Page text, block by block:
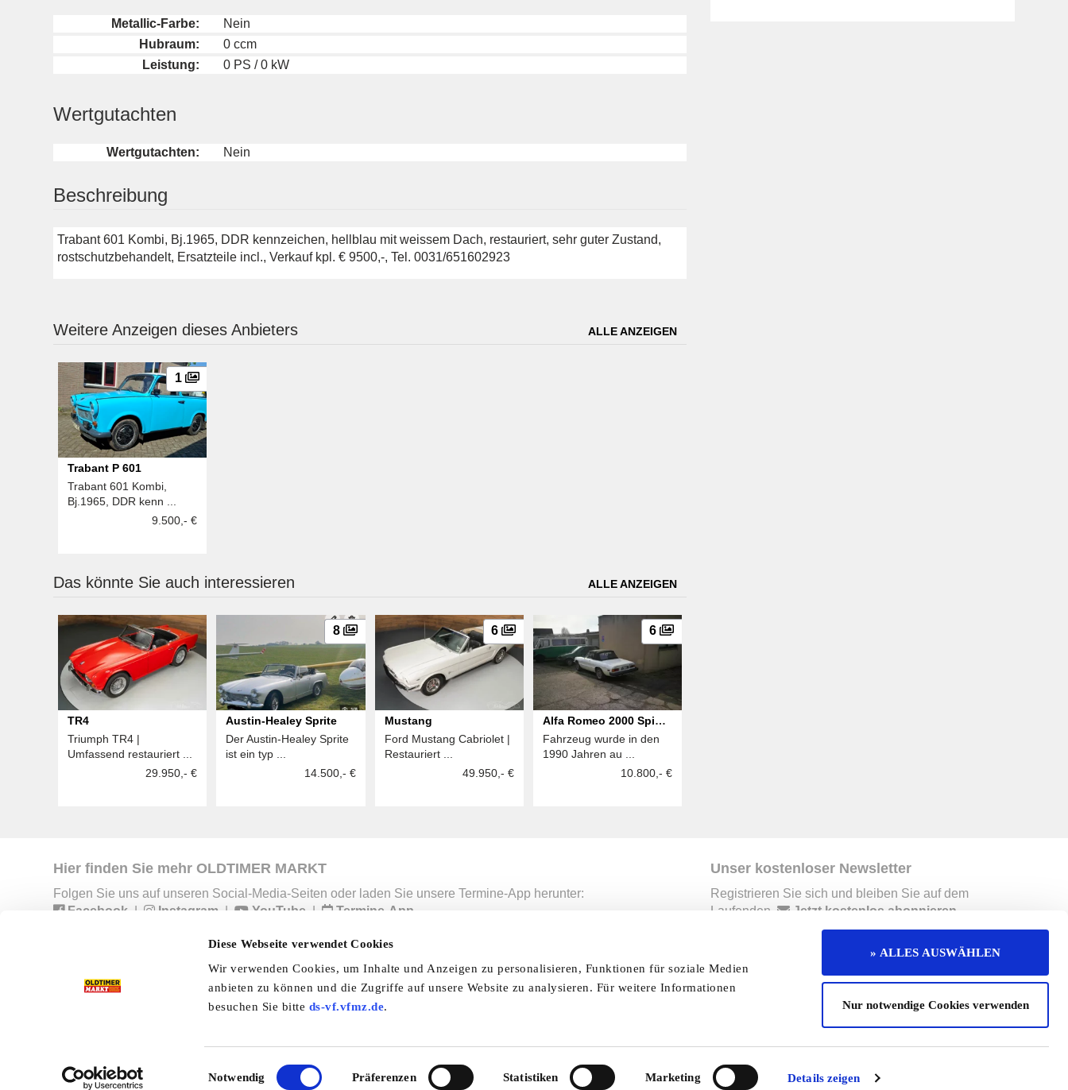
Diese Webseite verwendet Cookies
Wir verwenden Cookies, um Inhalte und Anzeigen zu personalisieren, Funktionen für soziale Medien
anbieten zu können und die Zugriffe auf unsere Website zu analysieren. Für weitere Informationen
besuchen Sie bitte ds-vf.vfmz.de.
Einwilligungsauswahl
Notwendig Präferenzen Statistiken Marketing Details zeigen
» ALLES AUSWÄHLEN
Nur notwendige Cookies verwenden
Metallic-Farbe:
Nein
Hubraum:
0 ccm
Leistung:
0 PS / 0 kW
Wertgutachten
Wertgutachten: Nein
Beschreibung
Trabant 601 Kombi, Bj.1965, DDR kennzeichen, hellblau mit weissem Dach, restauriert, sehr guter Zustand,
rostschutzbehandelt, Ersatzteile incl., Verkauf kpl. € 9500,-, Tel. 0031/651602923
Weitere Anzeigen dieses Anbieters ALLE ANZEIGEN
1
Trabant P 601
Trabant 601 Kombi,
Bj.1965, DDR kenn ...
9.500,- €
Das könnte Sie auch interessieren ALLE ANZEIGEN
TR4
Triumph TR4 |
Umfassend restauriert ...
29.950,- €
8
Austin-Healey Sprite
Der Austin-Healey Sprite
ist ein typ ...
14.500,- €
6
Mustang
Ford Mustang Cabriolet |
Restauriert ...
49.950,- €
6
Alfa Romeo 2000 Spider
Veloce
Fahrzeug wurde in den
1990 Jahren au ...
10.800,- €
Hier finden Sie mehr OLDTIMER MARKT
Folgen Sie uns auf unseren Social-Media-Seiten oder laden Sie unsere Termine-App herunter:
Facebook | Instagram | YouTube | Termine-App
Unser kostenloser Newsletter
Registrieren Sie sich und bleiben Sie auf dem
Laufenden.
Jetzt kostenlos abonnieren
Preisliste AGB Datenschutzerklärung Kontakt Mediadaten Jobs
Branchenbuch Shop Abo Redaktionelle Seite Cookies
© 2026 by oldtimer-markt.de. Alle Rechte vorbehalten
VF Verlagsgesellschaft mbH